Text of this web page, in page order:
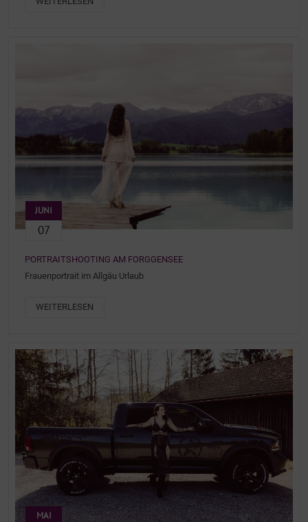
JUNI
07
PORTRAITSHOOTING AM FORGGENSEE
Frauenportrait im Allgäu Urlaub
WEITERLESEN
MAI